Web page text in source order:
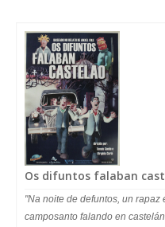
Os difuntos falaban
"Na noite de defuntos, un
camposanto falando en